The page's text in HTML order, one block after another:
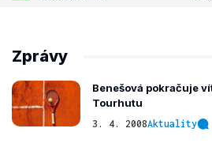
Zprávy
Benešová pokračuje
Tourhutu
3. 4. 2008Aktuality